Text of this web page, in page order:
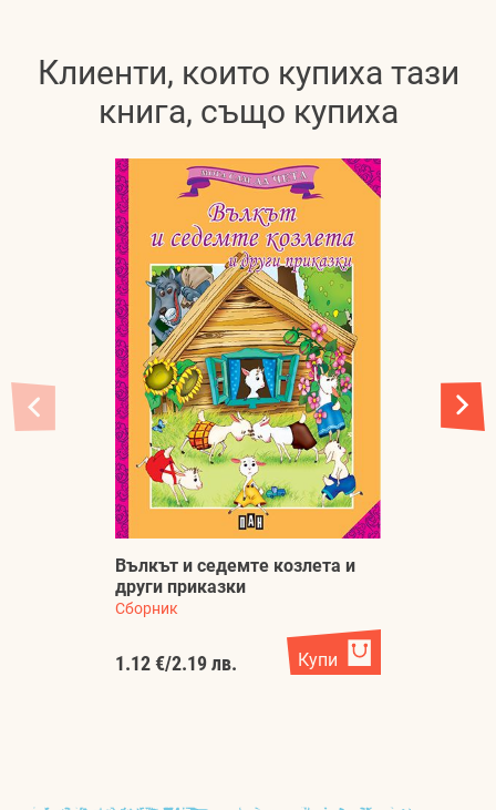
Клиенти, които купиха тази
книга, също купиха
Вълкът и седемте козлета и
други приказки
Сборник
1.12 €/2.19 лв. Купи